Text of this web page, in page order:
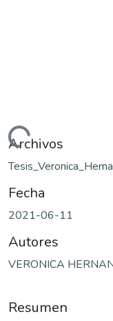
Cargando...
Archivos
Fecha
2021-06-11
Autores
VERONICA
Resumen